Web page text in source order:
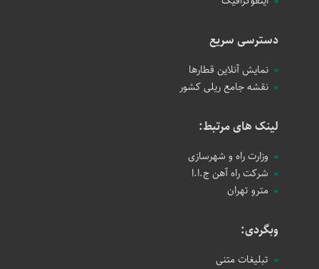
دسترسی سریع
نمایش آنلاین قطارها
نقشه جامع ریلی کشور
لینک های مرتبط:
وزارت راه و شهرسازی
شرکت راه آهن ج.ا.ا
مترو تهران
وبگردی:
تبلیغات متنی